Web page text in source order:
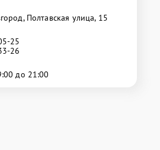
Полтавская улица, 15
25
26
до 21:00